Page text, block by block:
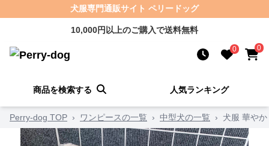
犬服専門通販サイト ペリードッグ
10,000円以上のご購入で送料無料
0 0
商品を検索する 人気ランキング
Perry-dog TOP › ワンピースの一覧 › 中型犬の一覧 › 犬服 華や